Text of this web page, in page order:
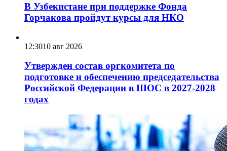
В Узбекистане при поддержке Фонда
Горчакова пройдут курсы для НКО
12:3010 авг 2026
Утвержден состав оргкомитета по
подготовке и обеспечению председательства
Российской Федерации в ШОС в 2027-2028
годах